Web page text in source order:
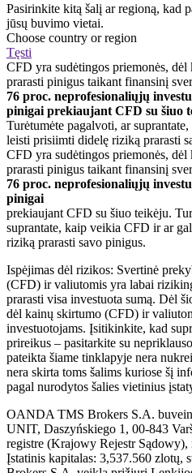
Pasirinkite kitą šalį ar regioną, kad
jūsų buvimo vietai.
Choose country or region
Tęsti
CFD yra sudėtingos priemonės,
prarasti pinigus taikant finansinį
76 proc. neprofesionaliųjų
pinigai prekiaujant CFD su šiuo
Turėtumėte pagalvoti, ar
leisti prisiimti didelę riziką prarasti
CFD yra sudėtingos priemonės,
prarasti pinigus taikant finansinį
76 proc. neprofesionaliųjų
pinigai
prekiaujant CFD su šiuo teikėju.
suprantate, kaip veikia CFD ir ar
riziką prarasti savo pinigus.
Ispėjimas dėl rizikos: Svertinė
(CFD) ir valiutomis yra labai
prarasti visa investuota sumą. Dėl
dėl kainų skirtumo (CFD) ir
investuotojams. Įsitikinkite, kad
prireikus – pasitarkite su
pateikta šiame tinklapyje nera
nera skirta toms šalims kuriose šį
pagal nurodytos šalies vietinius
OANDA TMS Brokers S.A.
UNIT, Daszyńskiego 1, 00-843
registre (Krajowy Rejestr
Įstatinis kapitalas: 3,537.560